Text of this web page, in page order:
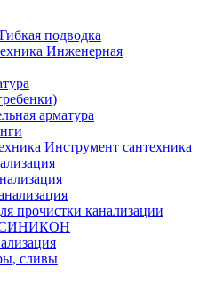
Гибкая подводка
Инженерная
арматура
Инструмент сантехника
прочистки канализации
СИНИКОН
сливы